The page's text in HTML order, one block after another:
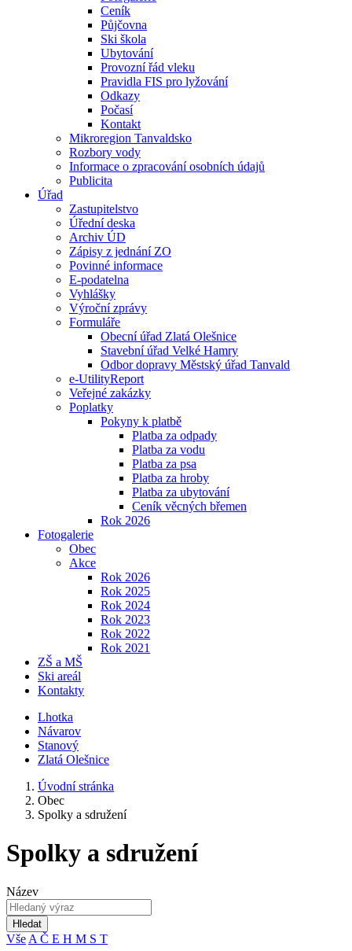
Ceník
Půjčovna
Ski škola
Ubytování
Provozní řád vleku
Pravidla FIS pro lyžování
Odkazy
Počasí
Kontakt
Mikroregion Tanvaldsko
Rozbory vody
Informace o zpracování osobních údajů
Publicita
Úřad
Zastupitelstvo
Úřední deska
Archiv ÚD
Zápisy z jednání ZO
Povinné informace
E-podatelna
Vyhlášky
Výroční zprávy
Formuláře
Obecní úřad Zlatá Olešnice
Stavební úřad Velké Hamry
Odbor dopravy Městský úřad Tanvald
e-UtilityReport
Veřejné zakázky
Poplatky
Pokyny k platbě
Platba za odpady
Platba za vodu
Platba za psa
Platba za hroby
Platba za ubytování
Ceník věcných břemen
Rok 2026
Fotogalerie
Obec
Akce
Rok 2026
Rok 2025
Rok 2024
Rok 2023
Rok 2022
Rok 2021
ZŠ a MŠ
Ski areál
Kontakty
Lhotka
Návarov
Stanový
Zlatá Olešnice
Úvodní stránka
Obec
Spolky a sdružení
Spolky a sdružení
Název
Hledat
Vše A Č E H M S T